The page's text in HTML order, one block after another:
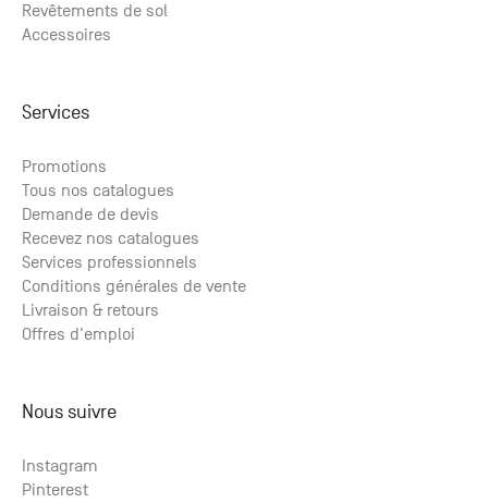
Revêtements de sol
Accessoires
Services
Promotions
Tous nos catalogues
Demande de devis
Recevez nos catalogues
Services professionnels
Conditions générales de vente
Livraison & retours
Offres d'emploi
Nous suivre
Instagram
Pinterest